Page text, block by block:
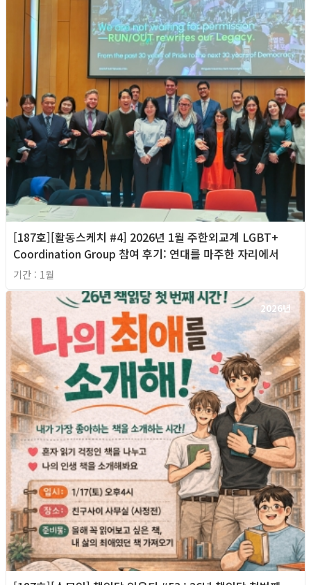
[187호][활동스케치 #4] 2026년 1월 주한외교계 LGBT+
Coordination Group 참여 후기: 연대를 마주한 자리에서
기간 : 1월
2026년